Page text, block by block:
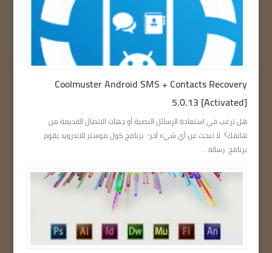
Coolmuster Android SMS + Contacts Recovery
5.0.13 [Activated]
هل ترغب في استعادة الرسائل النصية أو جهات الاتصال القديمة من
هاتفك؟ لا تبحث عن أي شيء آخر؛ برنامج كول موستر للاندرويد يقوم
برنامج رسالة ...